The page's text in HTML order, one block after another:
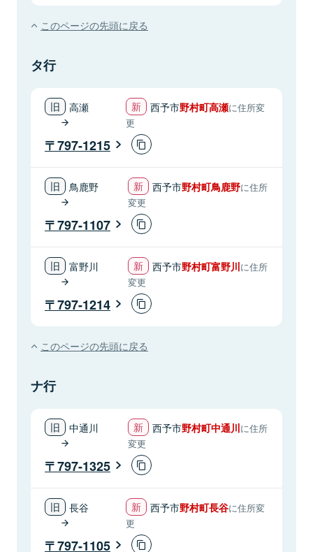
このページの先頭に戻る
タ行
高瀬 西予市野村町高瀬に住所変
更
797-1215
鳥鹿野 西予市野村町鳥鹿野に住所
変更
797-1107
富野川 西予市野村町富野川に住所
変更
797-1214
このページの先頭に戻る
ナ行
中通川 西予市野村町中通川に住所
変更
797-1325
長谷 西予市野村町長谷に住所変
更
797-1105